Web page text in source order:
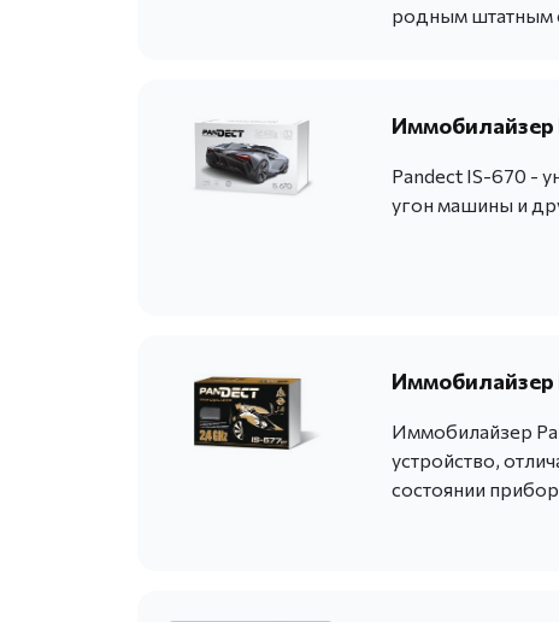
родным штатным
Иммобилайзер
Pandect IS-670 -
угон машины и
Иммобилайзер
Иммобилайзер
устройство,
состоянии